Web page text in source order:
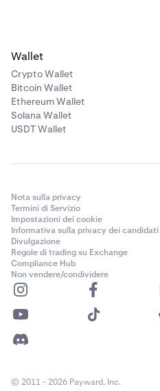
Wallet
Crypto Wallet
Bitcoin Wallet
Ethereum Wallet
Solana Wallet
USDT Wallet
Nota sulla privacy
Termini di Servizio
Impostazioni dei cookie
Informativa sulla privacy dei candidati
Divulgazione
Regole di trading su Exchange
Compliance Hub
Non vendere/condividere
© 2011 - 2026 Payward, Inc.